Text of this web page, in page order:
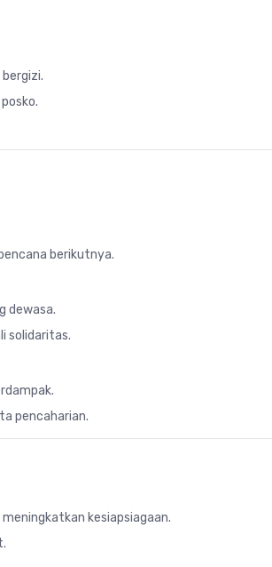
berikutnya.
dewasa.
solidaritas.
pencaharian.
kesiapsiagaan.